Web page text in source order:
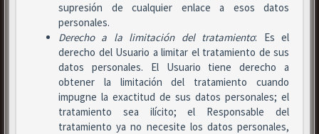
supresión de cualquier enlace a esos datos
personales.
Derecho a la limitación del tratamiento: Es el
derecho del Usuario a limitar el tratamiento de sus
datos personales. El Usuario tiene derecho a
obtener la limitación del tratamiento cuando
impugne la exactitud de sus datos personales; el
tratamiento sea ilícito; el Responsable del
tratamiento ya no necesite los datos personales,